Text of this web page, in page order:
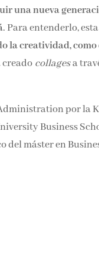
una nueva
. Para entenderlo,
la creatividad,
creado collagesa
por la
Business
máster en